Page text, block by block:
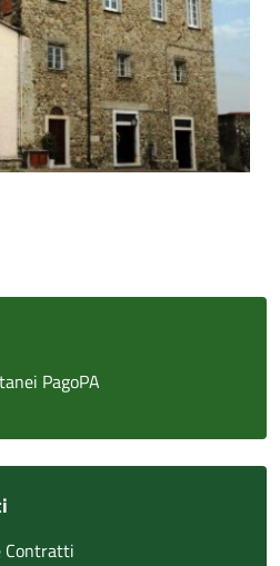
PagoPA
Contratti